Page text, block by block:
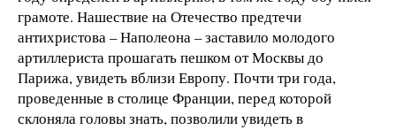
грамоте. Нашествие на Отечество предтечи
антихристова – Наполеона – заставило молодого
артиллериста прошагать пешком от Москвы до
Парижа, увидеть вблизи Европу. Почти три года,
проведенные в столице Франции, перед которой
склоняла головы знать, позволили увидеть в